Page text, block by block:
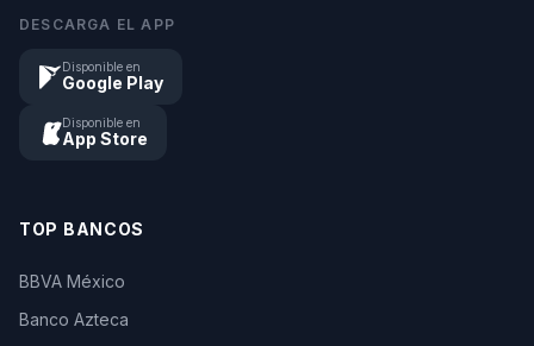
DESCARGA EL APP
Disponible en
Google Play
Disponible en
App Store
TOP BANCOS
BBVA México
Banco Azteca